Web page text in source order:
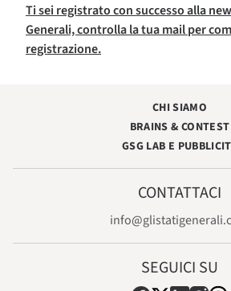
Ti sei registrato con successo alla
Generali, controlla la tua mail per
registrazione.
CHI SIAMO
BRAINS & CONTEST
GSG LAB E
CONTATTACI
SEGUICI SU